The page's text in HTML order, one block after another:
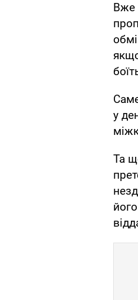
Вже
у
Та